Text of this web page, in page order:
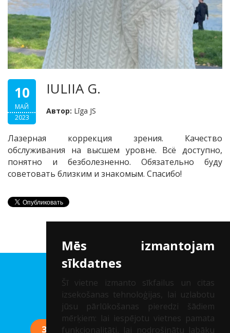
Mēs izmantojam
sīkdatnes
Šī vietne izmanto sīkfailus un citas
izsekošanas tehnoloģijas, lai uzlabotu
jūsu pārlūkošanas pieredzi šādiem
mērķiem: lai iespējotu vietnes pamata
funkcionalitāti
lai nodrošinātu labāku
10
МАЙ
2023
IULIIA G.
Автор: Līga JS
Лазерная коррекция зрения. Качество
обслуживания на высшем уровне. Всё доступно,
понятно и безболезненно. Обязательно буду
советовать близким и знакомым. Спасибо!
Клиника др. Соломатина
Рег. нр.: 40002041747
ЗАПИСАТЬСЯ НА КОНСУЛЬТАЦИЮ